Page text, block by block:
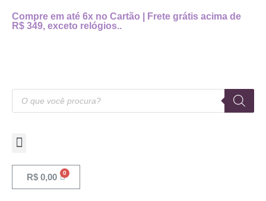
Compre em até 6x no Cartão | Frete grátis acima de
R$ 349, exceto relógios..
R$ 0,00